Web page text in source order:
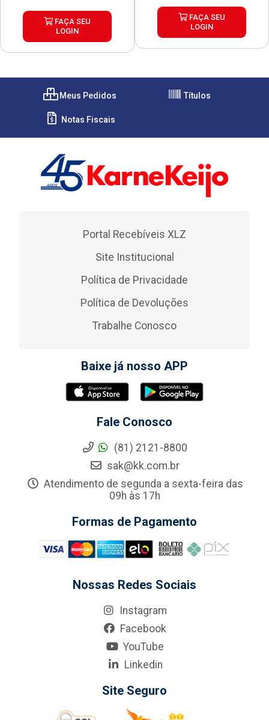
FAÇA SEU
LOGIN
FAÇA SEU
LOGIN
Meus Pedidos Títulos
Notas Fiscais
Portal Recebíveis XLZ
Site Institucional
Política de Privacidade
Política de Devoluções
Trabalhe Conosco
Baixe já nosso APP
Fale Conosco
(81) 2121-8800
sak@kk.com.br
Atendimento de segunda a sexta-feira das
09h às 17h
Formas de Pagamento
Nossas Redes Sociais
Instagram
Facebook
YouTube
Linkedin
Site Seguro